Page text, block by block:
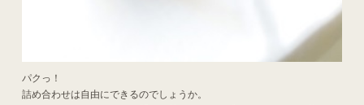
パクっ！
詰め合わせは自由にできるのでしょうか。